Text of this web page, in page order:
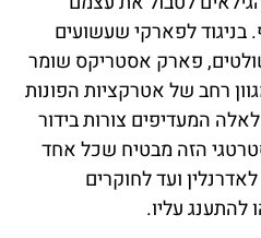
לפארקי שעשועים
פארק אסטריקס שומר
רחב של אטרקציות הפונות
המעדיפים צורות בידור
הזה מבטיח שכל אחד
ועד לחוקרים
להתענג עליו.